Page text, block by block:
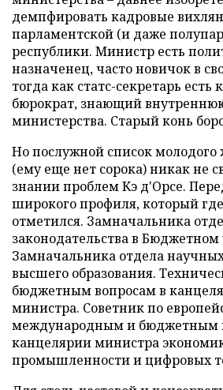
демпфировать кадровые
парламентской (и даже
республики. Министр есть
назначенец, часто новичок в
тогда как статс-секретарь
бюрократ, знающий
министерства. Старый конь
Но послужной список молодого
(ему еще нет сорока) никак не
знании проблем Кэ д'Орсе.
широкого профиля, который
отметился. Замначальника
законодательства в
Замначальника отдела
высшего образования.
бюджетным вопросам в
министра. Советник по
международным и бюджетным
канцелярии министра
промышленности и цифровых